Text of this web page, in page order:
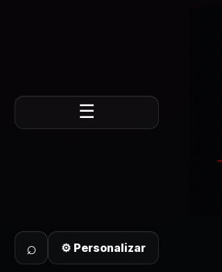
☰
⌕ ⚙ Personalizar